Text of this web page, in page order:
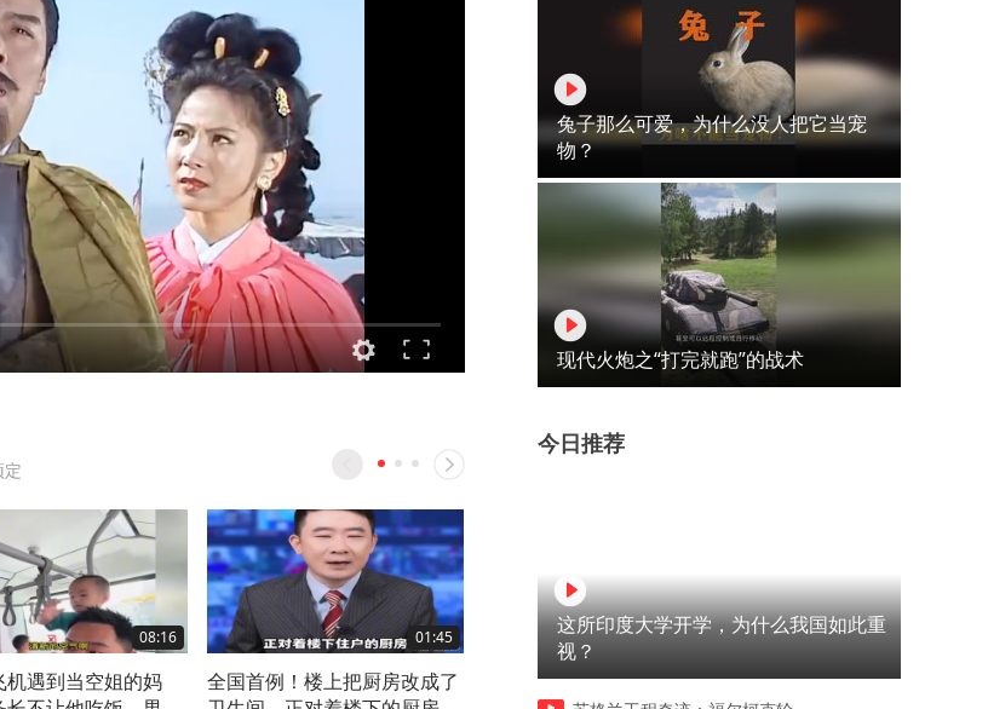
定
08:16
机遇到当空姐的妈
01:45
全国首例！楼上把厨房改成了
03:12
一个眼神彼此心领神会，就是
外国宝宝到中国来吃肉包子
兔子那么可爱，为什么没人把它当宠
物？
现代火炮之“打完就跑”的战术
今日推荐
这所印度大学开学，为什么我国如此重
视？